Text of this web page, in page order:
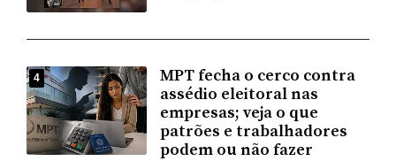
4
MPT fecha o cerco contra
assédio eleitoral nas
empresas; veja o que
patrões e trabalhadores
podem ou não fazer